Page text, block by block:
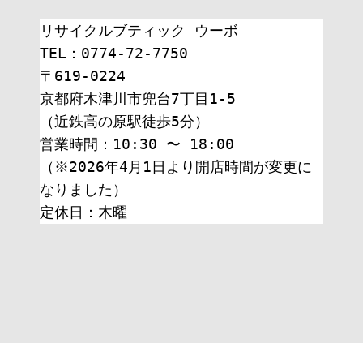
リサイクルブティック ウーボ
TEL：0774-72-7750
〒619-0224
京都府木津川市兜台7丁目1-5
（近鉄高の原駅徒歩5分）
営業時間：10:30 〜 18:00
（※2026年4月1日より開店時間が変更に
なりました）
定休日：木曜